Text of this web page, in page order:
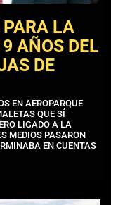
PARA LA
AÑOS DEL
DE
EN AEROPARQUE
QUE SÍ
LIGADO A LA
MEDIOS PASARON
EN CUENTAS